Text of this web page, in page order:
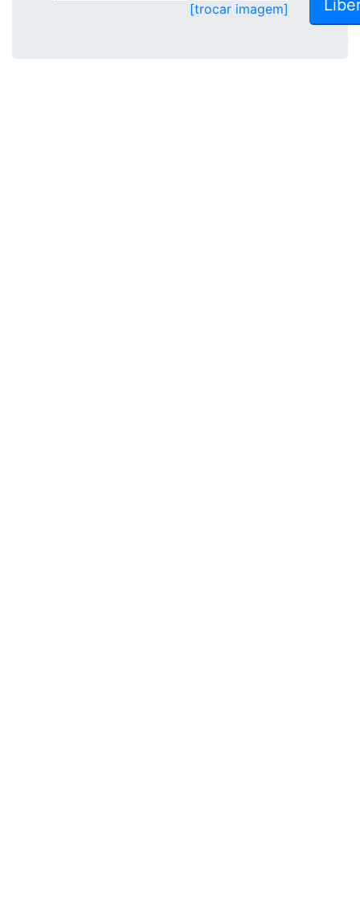
[trocar imagem]